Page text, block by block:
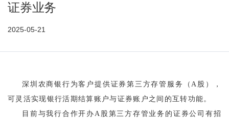
证券业务
2025-05-21
深圳农商银行为客户提供证券第三方存管服务（A股），
可灵活实现银行活期结算账户与证券账户之间的互转功能。
目前与我行合作开办A股第三方存管业务的证券公司有招